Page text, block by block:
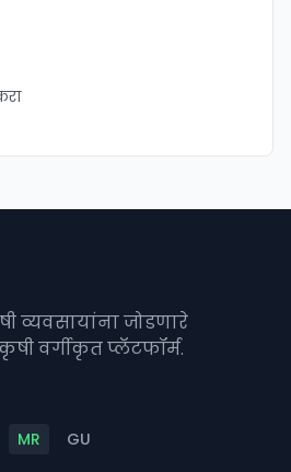
व्यवसायांना जोडणारे
वर्गीकृत प्लॅटफॉर्म.
MR GU